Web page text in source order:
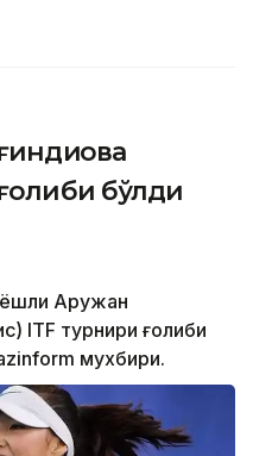
бўлди
ёшли Аружан
ITF турнири ғолиби
мухбири.